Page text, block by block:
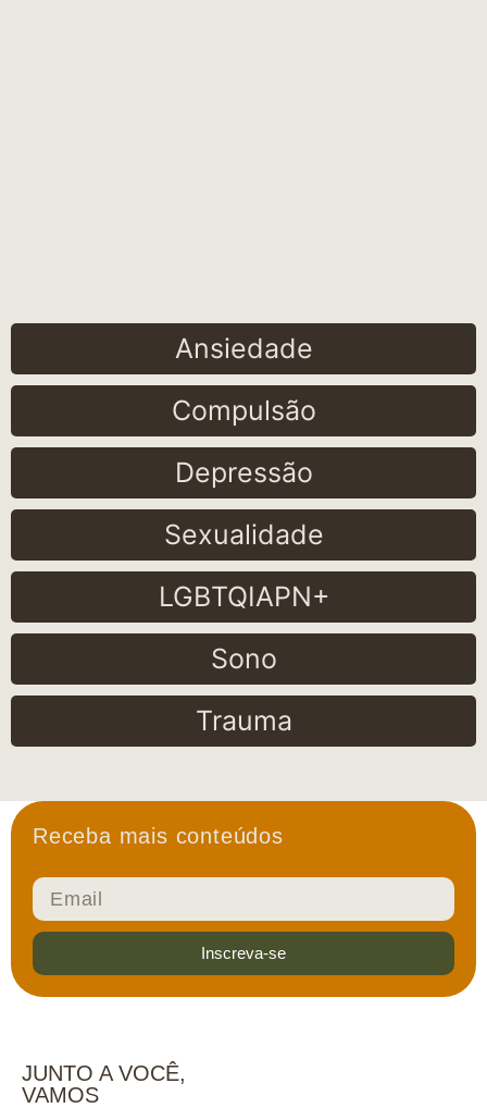
Ansiedade
Compulsão
Depressão
Sexualidade
LGBTQIAPN+
Sono
Trauma
Receba mais conteúdos
Inscreva-se
JUNTO A VOCÊ,
VAMOS